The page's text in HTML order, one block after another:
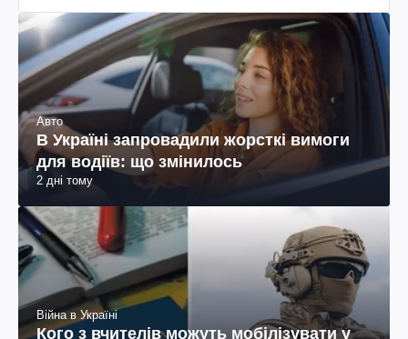
Авто
В Україні запровадили жорсткі вимоги
для водіїв: що змінилось
2 дні тому
Війна в Україні
Кого з вчителів можуть мобілізувати у